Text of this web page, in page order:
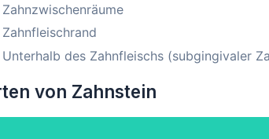
Zahnzwischenräume
Zahnfleischrand
Unterhalb des Zahnfleischs (subgingivaler
von Zahnstein